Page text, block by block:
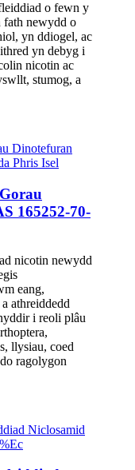
o fewn y
fath newydd o
yn ddiogel, ac
yn debyg i
nicotin ac
stumog, a
165252-70-
nicotin newydd
eang,
athreiddedd
i reoli plâu
llysiau, coed
ragolygon